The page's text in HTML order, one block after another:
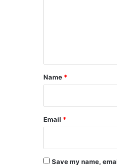
*
Name *
Email *
Save my name,